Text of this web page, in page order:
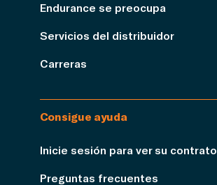
Endurance se preocupa
Servicios del distribuidor
Carreras
Consigue ayuda
Inicie sesión para ver su contrato
Preguntas frecuentes